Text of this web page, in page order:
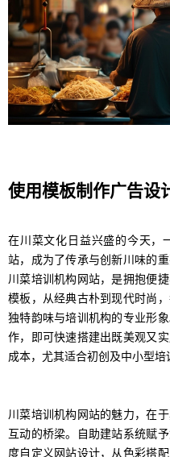
使用模板制作广告设
在川菜文化日益兴盛的今天，
站，成为了传承与创新川味的
川菜培训机构网站，是拥抱便
模板，从经典古朴到现代时尚
独特韵味与培训机构的专业形
作，即可快速搭建出既美观又
成本，尤其适合初创及中小型培
川菜培训机构网站的魅力，在
互动的桥梁。自助建站系统赋
度自定义网站设计，从色彩搭